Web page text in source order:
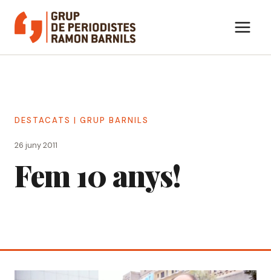
contingut
DESTACATS | GRUP BARNILS
26 juny 2011
Fem 10 anys!